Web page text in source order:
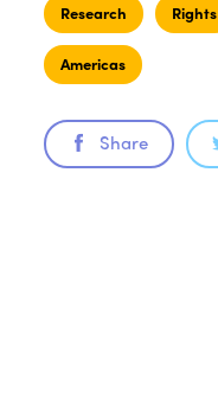
Research Rights
Americas
Share